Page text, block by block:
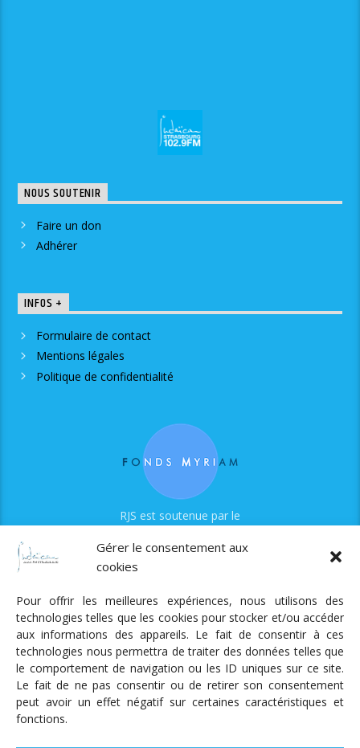
Gérer le consentement aux
cookies
Pour offrir les meilleures expériences, nous utilisons des
technologies telles que les cookies pour stocker et/ou accéder
aux informations des appareils. Le fait de consentir à ces
technologies nous permettra de traiter des données telles que
le comportement de navigation ou les ID uniques sur ce site.
Le fait de ne pas consentir ou de retirer son consentement
peut avoir un effet négatif sur certaines caractéristiques et
fonctions.
NOUS SOUTENIR
Faire un don
Adhérer
INFOS +
Formulaire de contact
Mentions légales
Politique de confidentialité
RJS est soutenue par le
Radio Judaica Strasbourg
Tous droits réservés
RADIO JUDAÏCA
ÉMISSIONS ET GRILLE DES PROGRAMMES
PODCASTS
UN DON
ADHÉRER MENTIONS LÉGALES RÉAL.